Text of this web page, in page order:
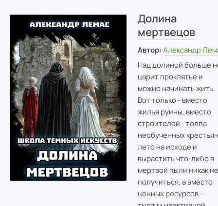
Долина
мертвецов
Автор: Александр
Над долиной больше
царит проклятье и
можно начинать жить.
Вот только - вместо
жилья руины, вместо
строителей - толпа
необученных
лето на исходе и
вырастить что-либо в
мертвой пыли никак не
получиться, а вместо
ценных ресурсов -